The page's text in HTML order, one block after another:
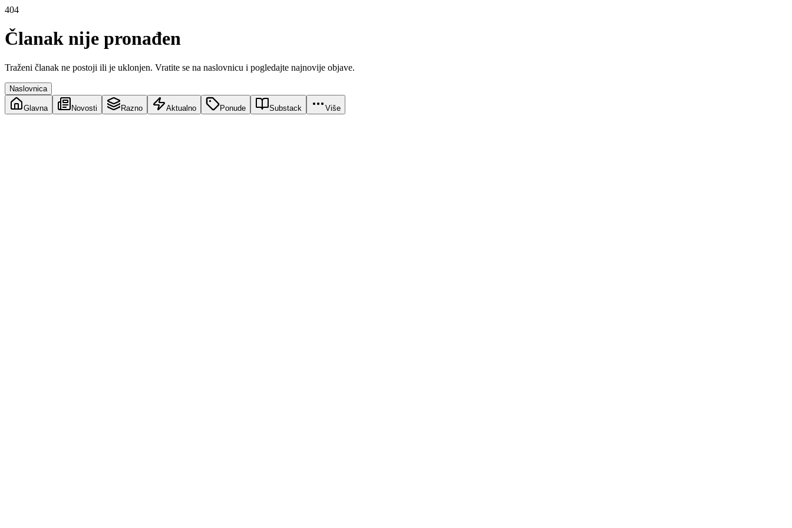
404
Članak nije pronađen
Traženi članak ne postoji ili je uklonjen. Vratite se na naslovnicu i pogledajte najnovije objave.
Naslovnica
Glavna Novosti Razno Aktualno Ponude Substack Više